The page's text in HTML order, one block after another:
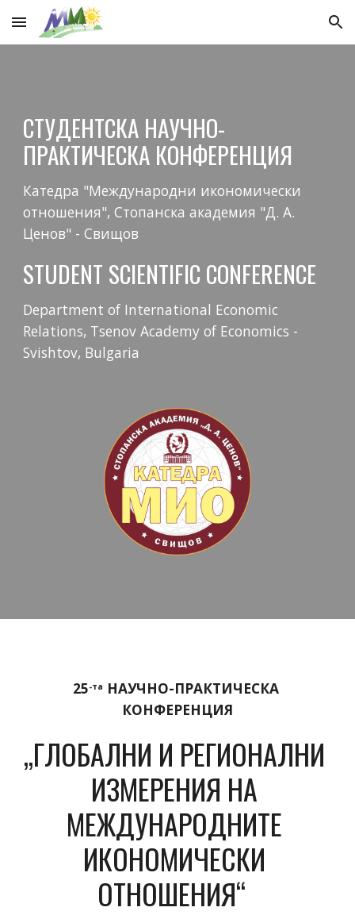
Skip to main content Skip to navigation
СТУДЕНТСКА НАУЧНО-
ПРАКТИЧЕСКА КОНФЕРЕНЦИЯ
Катедра "Международни икономически
отношения", Стопанска академия "Д. А.
Ценов" - Свищов
STUDENT SCIENTIFIC CONFERENCE
Department of International Economic
Relations, Tsenov Academy of Economics -
Svishtov, Bulgaria
25-та НАУЧНО-ПРАКТИЧЕСКА
КОНФЕРЕНЦИЯ
„ГЛОБАЛНИ И РЕГИОНАЛНИ
ИЗМЕРЕНИЯ НА
МЕЖДУНАРОДНИТЕ
ИКОНОМИЧЕСКИ
ОТНОШЕНИЯ“